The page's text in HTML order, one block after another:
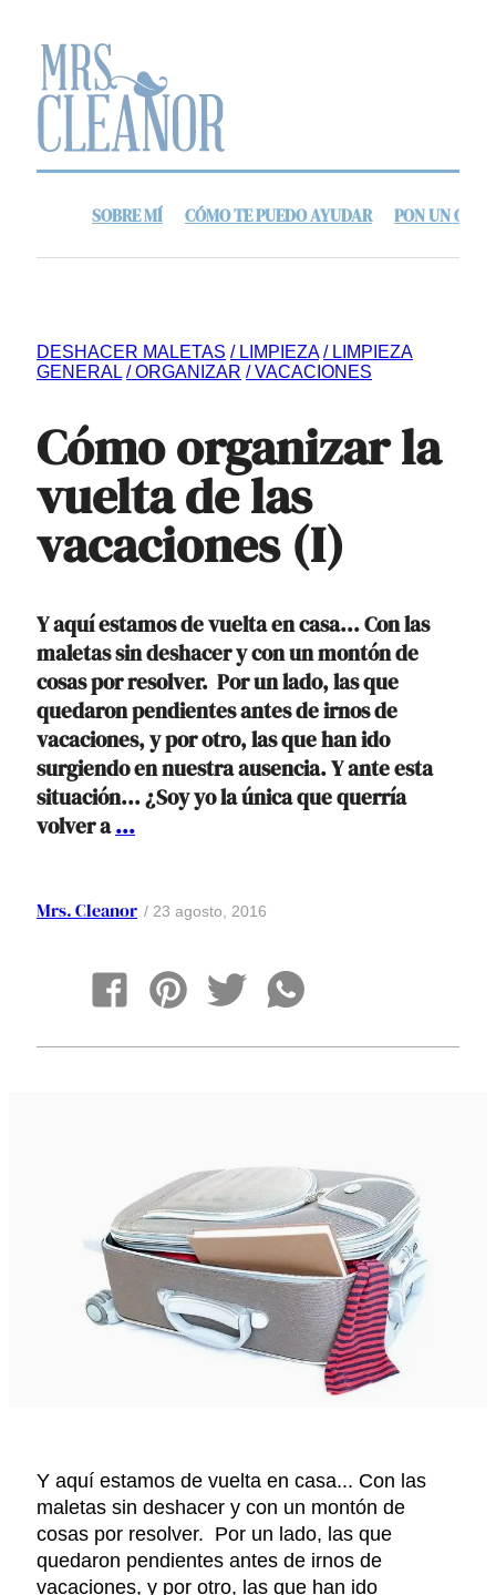
SOBRE MÍ CÓMO TE PUEDO AYUDAR PON UN
DESHACER MALETAS LIMPIEZA
LIMPIEZA
GENERAL
ORGANIZAR VACACIONES
Cómo organizar la
vuelta de las
vacaciones (I)
Y aquí estamos de vuelta en casa... Con las
maletas sin deshacer y con un montón de
cosas por resolver. Por un lado, las que
quedaron pendientes antes de irnos de
vacaciones, y por otro, las que han ido
surgiendo en nuestra ausencia. Y ante esta
situación... ¿Soy yo la única que querría
volver a...Cómo
vuelta
las
vacaciones
Mrs. Cleanor 23 agosto, 2016
Y aquí estamos de vuelta en casa... Con las
maletas sin deshacer y con un montón de
cosas por resolver. Por un lado, las que
quedaron pendientes antes de irnos de
vacaciones, y por otro, las que han ido